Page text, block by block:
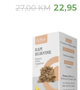
27,00KM 22,95